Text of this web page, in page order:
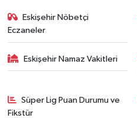
Eskişehir Nöbetçi
Eczaneler
Eskişehir Namaz Vakitleri
Süper Lig Puan Durumu ve
Fikstür